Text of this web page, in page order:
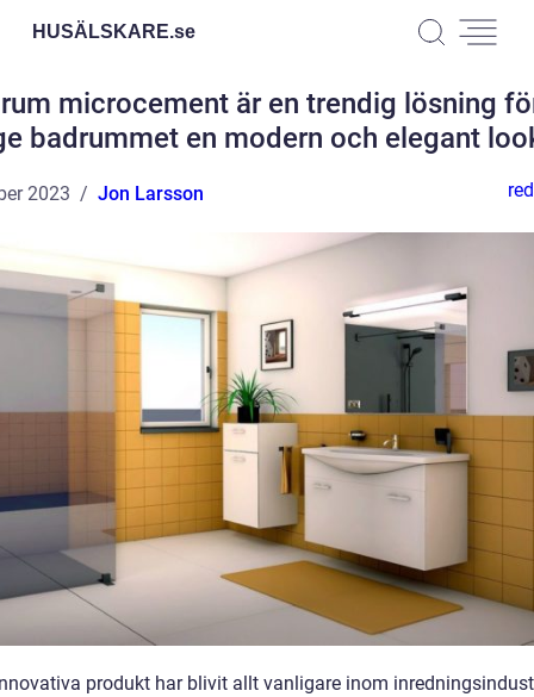
HUSÄLSKARE.se
microcement är en trendig lösning
badrummet en modern och elegant
2023 Jon Larsson
produkt har blivit allt vanligare inom